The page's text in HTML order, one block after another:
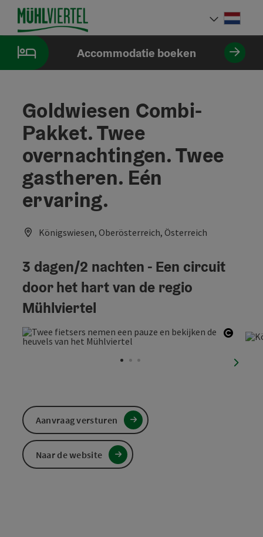
InhoudAccesskey
[0]
NavigatieAccesskey
[1]
PaginabeginAccesskey
[2]
Accommodatie boeken
Goldwiesen Combi-
Pakket. Twee
overnachtingen. Twee
gastheren. Eén
ervaring.
Königswiesen, Oberösterreich, Österreich
3 dagen/2 nachten - Een circuit
door het hart van de regio
Mühlviertel
Aanvraag versturen
Naar de website